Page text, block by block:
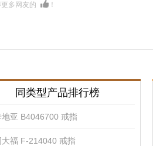
多网友的 ！
同类型产品排行榜
地亚 B4046700 戒指
大福 F-214040 戒指